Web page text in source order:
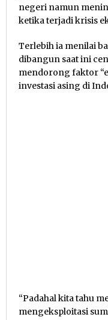
negeri namun
ketika terjadi krisis
Terlebih ia menilai
dibangun saat ini
mendorong faktor
investasi asing di
“Padahal kita tahu
mengeksploitasi